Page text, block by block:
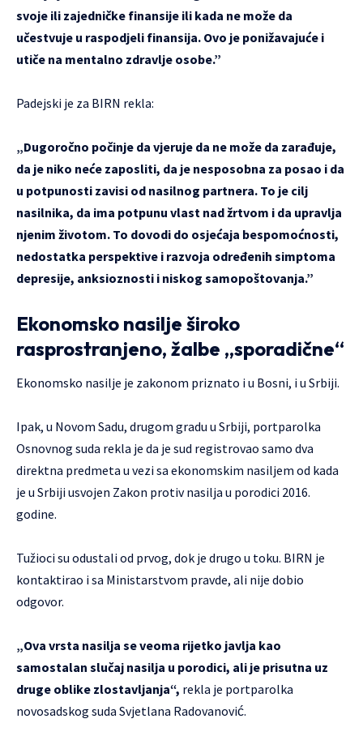
svoje ili zajedničke finansije ili kada ne može da
učestvuje u raspodjeli finansija. Ovo je ponižavajuće i
utiče na mentalno zdravlje osobe.”
Padejski je za BIRN rekla:
„Dugoročno počinje da vjeruje da ne može da zarađuje,
da je niko neće zaposliti, da je nesposobna za posao i da
u potpunosti zavisi od nasilnog partnera. To je cilj
nasilnika, da ima potpunu vlast nad žrtvom i da upravlja
njenim životom. To dovodi do osjećaja bespomoćnosti,
nedostatka perspektive i razvoja određenih simptoma
depresije, anksioznosti i niskog samopoštovanja.”
Ekonomsko nasilje široko
rasprostranjeno, žalbe „sporadične“
Ekonomsko nasilje je zakonom priznato i u Bosni, i u Srbiji.
Ipak, u Novom Sadu, drugom gradu u Srbiji, portparolka
Osnovnog suda rekla je da je sud registrovao samo dva
direktna predmeta u vezi sa ekonomskim nasiljem od kada
je u Srbiji usvojen Zakon protiv nasilja u porodici 2016.
godine.
Tužioci su odustali od prvog, dok je drugo u toku. BIRN je
kontaktirao i sa Ministarstvom pravde, ali nije dobio
odgovor.
„Ova vrsta nasilja se veoma rijetko javlja kao
samostalan slučaj nasilja u porodici, ali je prisutna uz
druge oblike zlostavljanja“, rekla je portparolka
novosadskog suda Svjetlana Radovanović.